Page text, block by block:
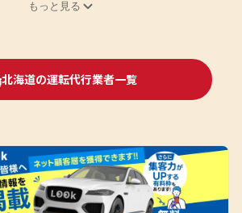
もっと見る
北海道の運転代行業者一覧